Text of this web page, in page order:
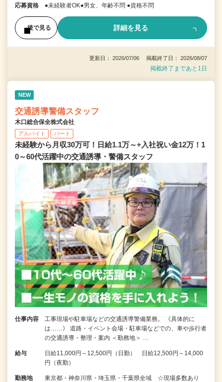
応募資格 ●未経験者OK●男女、年齢不問 ●資格不問
後で見る 詳細を見る
更新日： 2026/07/06 掲載終了日： 2026/08/07
掲載終了まであと1日
NEW
交通誘導警備スタッフ
木口総合保全株式会社
アルバイト パート
未経験から月収30万可！日給1.1万～+入社祝い金12万！1
0～60代活躍中の交通誘導・警備スタッフ
仕事内容
工事現場や駐車場などの交通誘導警備業務。 《具体的に
は……》 道路・イベント会場・駐車場などでの、車や歩行者
の交通誘導・整理・案内 ＜勤務地＞ …
給与
日給11,000円～12,500円（日勤） 日給12,500円～14,000
円（夜勤）
勤務地 東京都・神奈川県・埼玉県・千葉県全域 ☆現場多数あり